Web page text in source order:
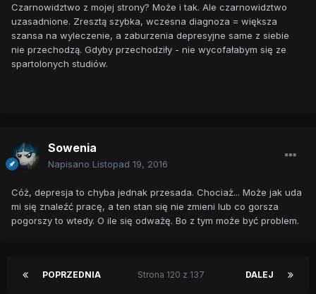
Czarnowidztwo z mojej strony? Może i tak. Ale czarnowidztwo
uzasadnione. Zresztą szybka, wczesna diagnoza = większa
szansa na wyleczenie, a zaburzenia depresyjne same z siebie
nie przechodzą. Gdyby przechodziły - nie wycofałabym się ze
spartolonych studiów.
Sowenia
Napisano Listopad 19, 2016
Cóż, depresja to chyba jednak przesada. Chociaż... Może jak uda
mi się znaleźć pracę, a ten stan się nie zmieni lub co gorsza
pogorszy to wtedy. O ile się odważę. Bo z tym może być problem.
POPRZEDNIA DALEJ
Strona 120 z 137